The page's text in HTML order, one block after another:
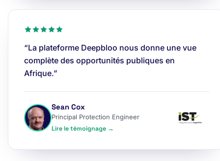
“La plateforme Deepbloo nous donne une vue
complète des opportunités publiques en
Afrique.”
Sean Cox
Principal Protection Engineer
Lire le témoignage →